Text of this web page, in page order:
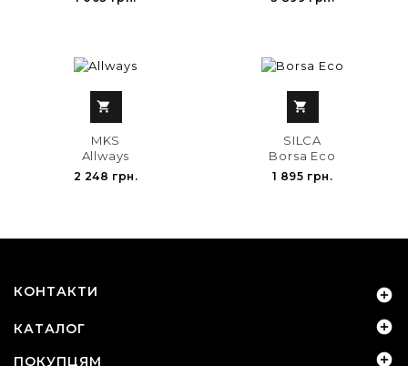

MKS
Allways
2 248 грн.

SILCA
Borsa Eco
1 895 грн.
КОНТАКТИ 
КАТАЛОГ 
ПОКУПЦЯМ 